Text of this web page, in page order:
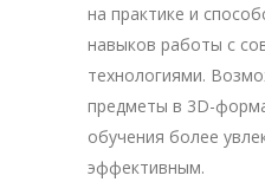
на практике и
навыков работы с
технологиями.
предметы в 3D-
обучения более
эффективным.